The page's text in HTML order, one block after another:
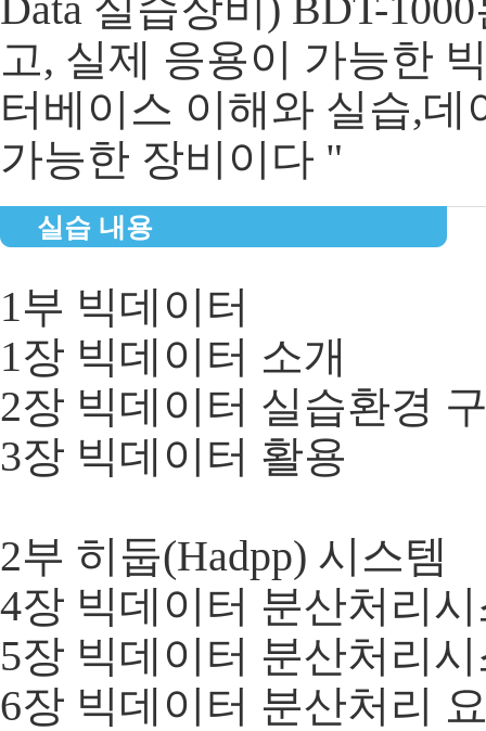
Data 실습장비) BDT-
고, 실제 응용이 가능한
터베이스 이해와 실습,
가능한 장비이다 "
실습 내용
1부 빅데이터
1장 빅데이터 소개
2장 빅데이터 실습환경
3장 빅데이터 활용
2부 히둡(Hadpp) 시스템
4장 빅데이터 분산처리
5장 빅데이터 분산처리
6장 빅데이터 분산처리